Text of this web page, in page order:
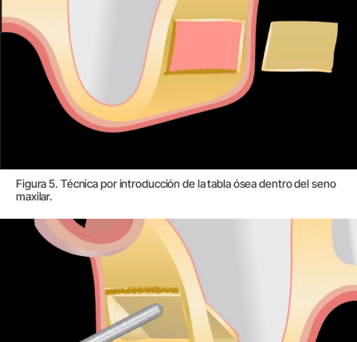
Figura 5. Técnica por introducción de la tabla ósea dentro del seno
maxilar.